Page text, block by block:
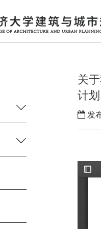
关
计
发